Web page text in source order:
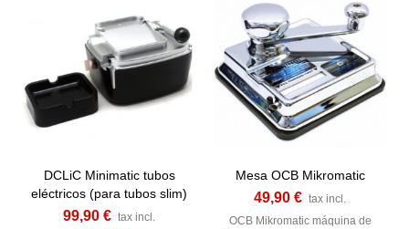
DCLiC Minimatic tubos
eléctricos (para tubos slim)
99,90 € tax incl.
Mesa OCB Mikromatic
49,90 € tax incl.
OCB Mikromatic máquina de